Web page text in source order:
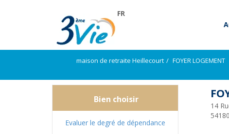
FR
maison de retraite Heillecourt FOYER LOGEMENT
Bien choisir
Evaluer le degré de dépendance
14
54180